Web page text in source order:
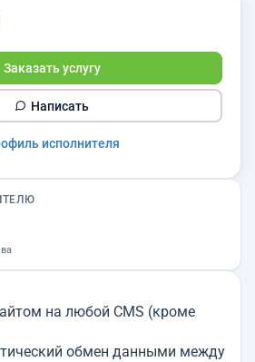
на любой CMS (кроме
обмен данными между
Заказать услугу
Написать
исполнителя